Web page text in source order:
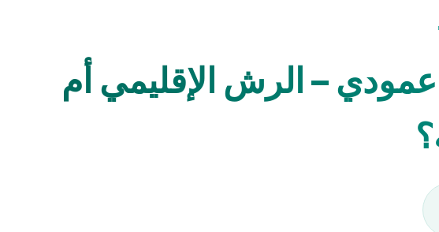
– الرش الإقليمي أم